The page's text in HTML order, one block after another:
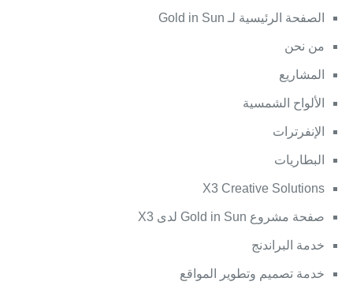
الصفحة الرئيسية لـ Gold in Sun
من نحن
المشاريع
الألواح الشمسية
الإنفرترات
البطاريات
X3 Creative Solutions
صفحة مشروع Gold in Sun لدى X3
خدمة البراندنج
خدمة تصميم وتطوير المواقع